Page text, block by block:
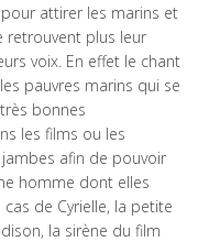
attirer les marins et
retrouvent plus leur
voix. En effet le chant
pauvres marins qui se
bonnes
les films ou les
afin de pouvoir
homme dont elles
de Cyrielle, la petite
la sirène du film